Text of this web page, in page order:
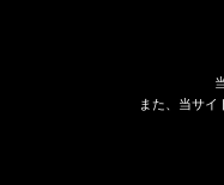
また、当サイ